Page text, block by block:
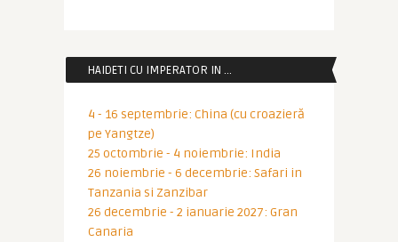
HAIDETI CU IMPERATOR IN …
4 - 16 septembrie: China (cu croazieră
pe Yangtze)
25 octombrie - 4 noiembrie: India
26 noiembrie - 6 decembrie: Safari in
Tanzania si Zanzibar
26 decembrie - 2 ianuarie 2027: Gran
Canaria